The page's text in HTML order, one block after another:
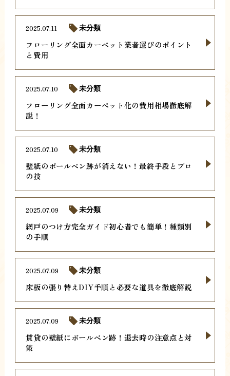
フローリング全面カーペット業者選びのポイント
と費用
2025.07.11 未分類
フローリング全面カーペット化の費用相場徹底解
説！
2025.07.10 未分類
壁紙のボールペン跡が消えない！最終手段とプロ
の技
2025.07.10 未分類
網戸のつけ方完全ガイド初心者でも簡単！種類別
の手順
2025.07.09 未分類
床板の張り替えDIY手順と必要な道具を徹底解説
2025.07.09 未分類
賃貸の壁紙にボールペン跡！退去時の注意点と対
策
2025.07.09 未分類